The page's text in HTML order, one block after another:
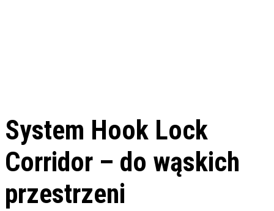
System Hook Lock
Corridor – do wąskich
przestrzeni